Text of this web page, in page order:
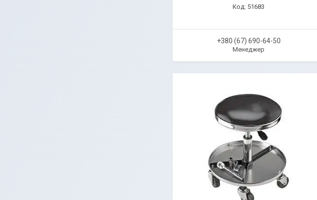
51683
+380 (67) 690-64-50
Менеджер